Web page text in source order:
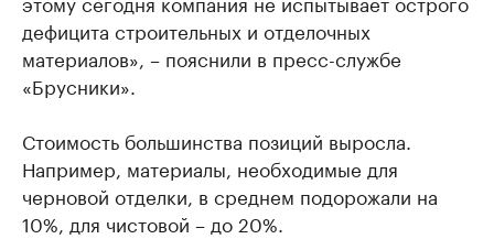
дефицита строительных и отделочных
материалов», – пояснили в пресс-службе
«Брусники».
Стоимость большинства позиций выросла.
Например, материалы, необходимые для
черновой отделки, в среднем подорожали на
10%, для чистовой – до 20%.